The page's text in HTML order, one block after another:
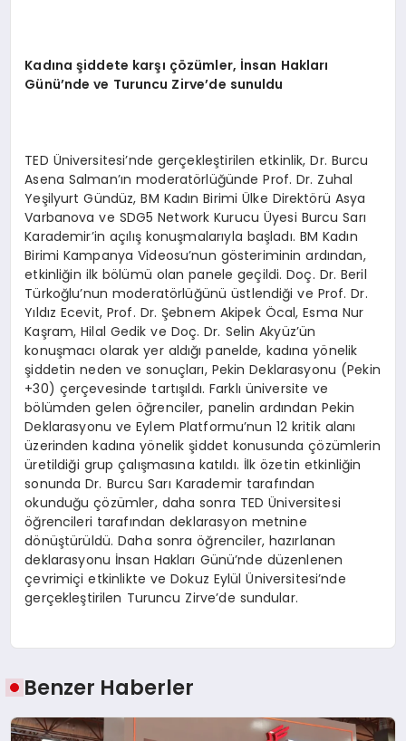
Kadına şiddete karşı çözümler, İnsan Hakları
Günü’nde ve Turuncu Zirve’de sunuldu
TED Üniversitesi’nde gerçekleştirilen etkinlik, Dr. Burcu
Asena Salman’ın moderatörlüğünde Prof. Dr. Zuhal
Yeşilyurt Gündüz, BM Kadın Birimi Ülke Direktörü Asya
Varbanova ve SDG5 Network Kurucu Üyesi Burcu Sarı
Karademir’in açılış konuşmalarıyla başladı. BM Kadın
Birimi Kampanya Videosu’nun gösteriminin ardından,
etkinliğin ilk bölümü olan panele geçildi. Doç. Dr. Beril
Türkoğlu’nun moderatörlüğünü üstlendiği ve Prof. Dr.
Yıldız Ecevit, Prof. Dr. Şebnem Akipek Öcal, Esma Nur
Kaşram, Hilal Gedik ve Doç. Dr. Selin Akyüz’ün
konuşmacı olarak yer aldığı panelde, kadına yönelik
şiddetin neden ve sonuçları, Pekin Deklarasyonu (Pekin
+30) çerçevesinde tartışıldı. Farklı üniversite ve
bölümden gelen öğrenciler, panelin ardından Pekin
Deklarasyonu ve Eylem Platformu’nun 12 kritik alanı
üzerinden kadına yönelik şiddet konusunda çözümlerin
üretildiği grup çalışmasına katıldı. İlk özetin etkinliğin
sonunda Dr. Burcu Sarı Karademir tarafından
okunduğu çözümler, daha sonra TED Üniversitesi
öğrencileri tarafından deklarasyon metnine
dönüştürüldü. Daha sonra öğrenciler, hazırlanan
deklarasyonu İnsan Hakları Günü’nde düzenlenen
çevrimiçi etkinlikte ve Dokuz Eylül Üniversitesi’nde
gerçekleştirilen Turuncu Zirve’de sundular.
Benzer Haberler